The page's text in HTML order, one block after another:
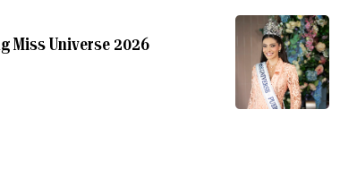
Miss Universe 2026